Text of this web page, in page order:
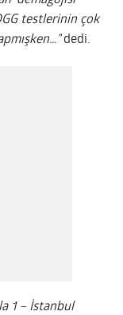
testlerinin çok
dedi.
1 – İstanbul